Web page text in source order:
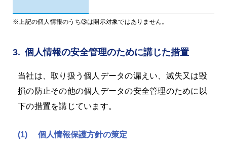
※上記の個人情報のうち③は開示対象ではありません。
3. 個人情報の安全管理のために講じた措置
当社は、取り扱う個人データの漏えい、滅失又は毀
損の防止その他の個人データの安全管理のために以
下の措置を講じています。
(1) 個人情報保護方針の策定